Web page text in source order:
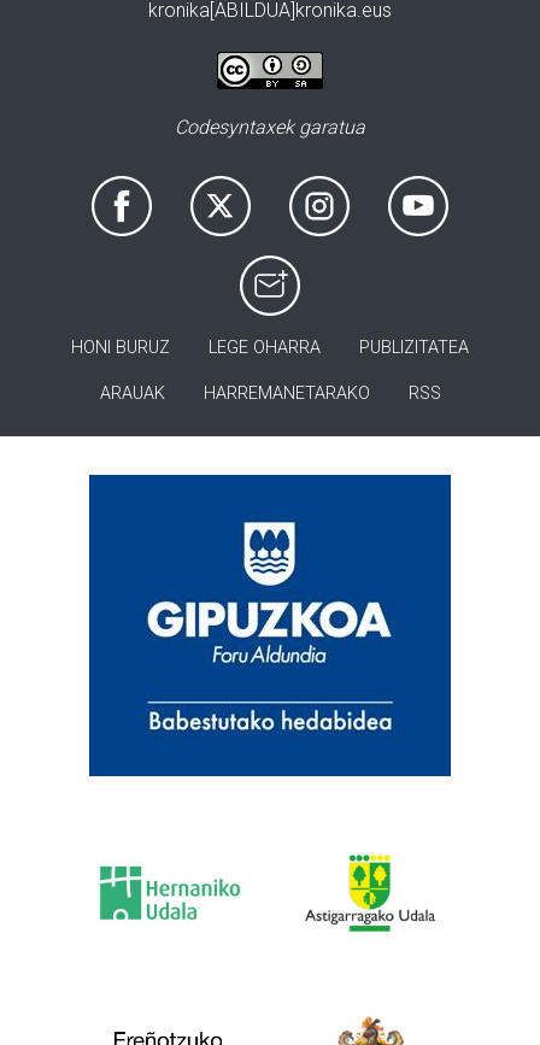
kronika[ABILDUA]kronika.eus
Codesyntaxek garatua
HONI BURUZ LEGE OHARRA PUBLIZITATEA
ARAUAK HARREMANETARAKO RSS